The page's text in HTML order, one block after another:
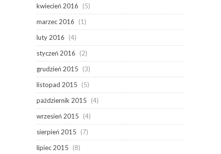
kwiecień 2016
(5)
marzec 2016
(1)
luty 2016
(4)
styczeń 2016
(2)
grudzień 2015
(3)
listopad 2015
(5)
październik 2015
(4)
wrzesień 2015
(4)
sierpień 2015
(7)
lipiec 2015
(8)